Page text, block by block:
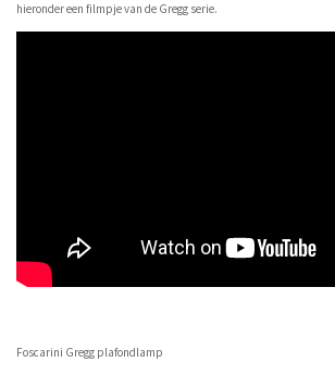
hieronder een filmpje van de Gregg serie.
Foscarini Gregg plafondlamp